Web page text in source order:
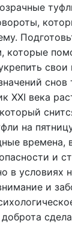
которые
свои
снов
XXI века
на
времена,
и
в условиях
и